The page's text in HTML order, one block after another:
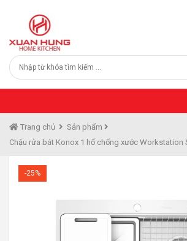
Trang chủ
Sản phẩm
Chậu rửa bát Konox 1 hố chống xước Workstation
-25%